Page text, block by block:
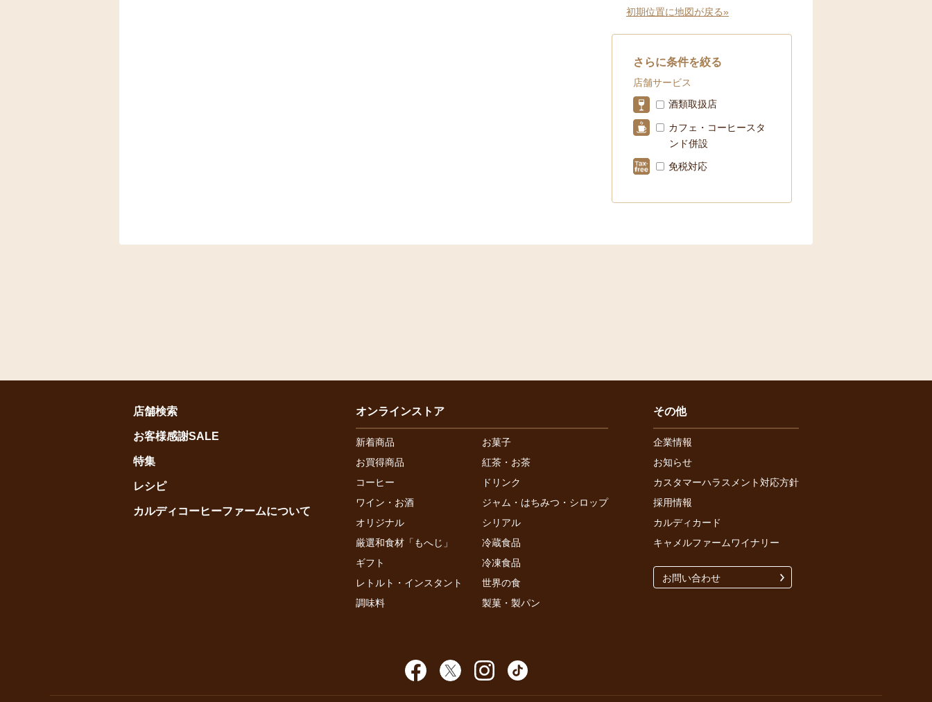
初期位置に地図が戻る»
さらに条件を絞る
店舗サービス
酒類取扱店
カフェ・コーヒースタ
ンド併設
免税対応
店舗検索
お客様感謝SALE
特集
レシピ
カルディコーヒーファームについて
オンラインストア
新着商品
お菓子
お買得商品
紅茶・お茶
コーヒー
ドリンク
ワイン・お酒
ジャム・はちみつ・シロップ
オリジナル
シリアル
厳選和食材「もへじ」
冷蔵食品
ギフト
冷凍食品
レトルト・インスタント
世界の食
調味料
製菓・製パン
その他
企業情報
お知らせ
カスタマーハラスメント対応方針
採用情報
カルディカード
キャメルファームワイナリー
お問い合わせ